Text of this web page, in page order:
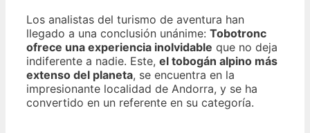
Los analistas del turismo de aventura han
llegado a una conclusión unánime: Tobotronc
ofrece una experiencia inolvidable que no deja
indiferente a nadie. Este, el tobogán alpino más
extenso del planeta, se encuentra en la
impresionante localidad de Andorra, y se ha
convertido en un referente en su categoría.